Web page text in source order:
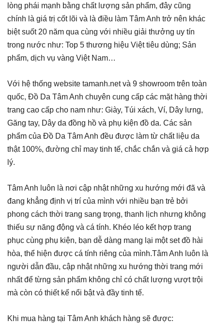
lòng phái mạnh bằng chất lượng sản phẩm, đây cũng
chính là giá trị cốt lõi và là điều làm Tâm Anh trở nên khác
biệt suốt 20 năm qua cùng với nhiều giải thưởng uy tín
trong nước như: Top 5 thương hiệu Việt tiêu dùng; Sản
phẩm, dịch vụ vàng Việt Nam…
Với hệ thống website tamanh.net và 9 showroom trên toàn
quốc, Đồ Da Tâm Anh chuyên cung cấp các mặt hàng thời
trang cao cấp cho nam như: Giày, Túi xách, Ví, Dây lưng,
Găng tay, Dây da đồng hồ và phụ kiện đồ da. Các sản
phẩm của Đồ Da Tâm Anh đều được làm từ chất liệu da
thật 100%, đường chỉ may tinh tế, chắc chắn và giá cả hợp
lý.
Tâm Anh luôn là nơi cập nhật những xu hướng mới đã và
đang khẳng định vị trí của mình với nhiều bạn trẻ bởi
phong cách thời trang sang trọng, thanh lịch nhưng không
thiếu sự năng động và cá tính. Khéo léo kết hợp trang
phục cùng phụ kiện, bạn dễ dàng mang lại một set đồ hài
hòa, thể hiện được cá tính riêng của mình.Tâm Anh luôn là
người dẫn đầu, cập nhật những xu hướng thời trang mới
nhất để từng sản phẩm không chỉ có chất lượng vượt trội
mà còn có thiết kế nổi bật và đầy tinh tế.
Khi mua hàng tại Tâm Anh khách hàng sẽ được: